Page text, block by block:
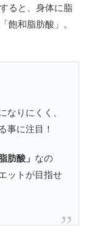
ると、身体に脂
飽和脂肪酸」。
りにくく、
事に注目！
肪酸」 なの
ットが目指せ